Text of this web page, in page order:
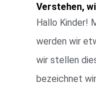
Verstehen,
Hallo Kinder!
werden wir
wir stellen
bezeichnet